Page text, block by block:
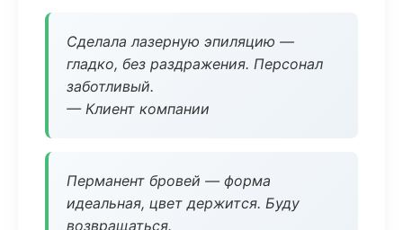
Сделала лазерную эпиляцию —
гладко, без раздражения. Персонал
заботливый.
— Клиент компании
Перманент бровей — форма
идеальная, цвет держится. Буду
возвращаться.